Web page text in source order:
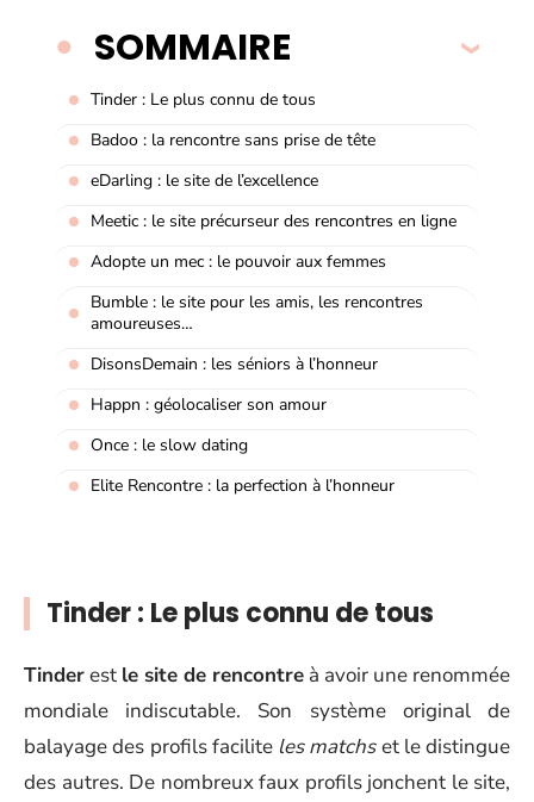
SOMMAIRE
Tinder : Le plus connu de tous
Badoo : la rencontre sans prise de tête
eDarling : le site de l’excellence
Meetic : le site précurseur des rencontres en ligne
Adopte un mec : le pouvoir aux femmes
Bumble : le site pour les amis, les rencontres
amoureuses…
DisonsDemain : les séniors à l’honneur
Happn : géolocaliser son amour
Once : le slow dating
Elite Rencontre : la perfection à l’honneur
Tinder : Le plus connu de tous
Tinderest le site de rencontre à avoir une renommée
mondiale indiscutable. Son système original de
balayage des profils facilite les matchset le distingue
des autres. De nombreux faux profils jonchent le site,